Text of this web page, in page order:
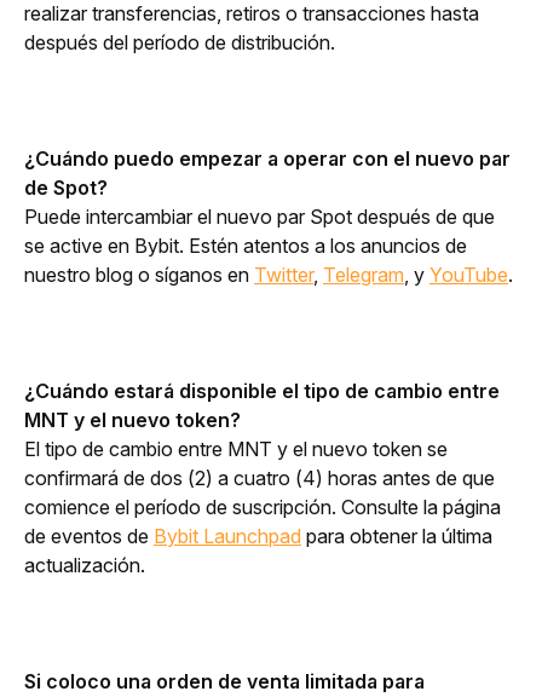
realizar transferencias, retiros o transacciones hasta
después del período de distribución.
¿Cuándo puedo empezar a operar con el nuevo par
de Spot?
Puede intercambiar el nuevo par Spot después de que
se active en Bybit. Estén atentos a los anuncios de
nuestro blog o síganos en Twitter, Telegram, y YouTube.
¿Cuándo estará disponible el tipo de cambio entre
MNT y el nuevo token?
El tipo de cambio entre MNT y el nuevo token se
confirmará de dos (2) a cuatro (4) horas antes de que
comience el período de suscripción. Consulte la página
de eventos de Bybit Launchpad para obtener la última
actualización.
Si coloco una orden de venta limitada para